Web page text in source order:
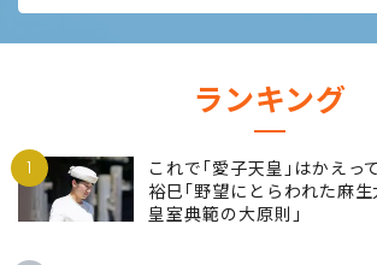
ランキング
1
これで｢愛子天皇｣はかえ
裕巳｢野望にとらわれた麻
皇室典範の大原則｣